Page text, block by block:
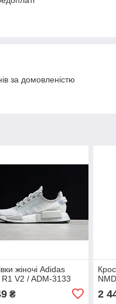
за домовленістю
жіночі Adidas
R1 V2 / ADM-3133
₴ 2